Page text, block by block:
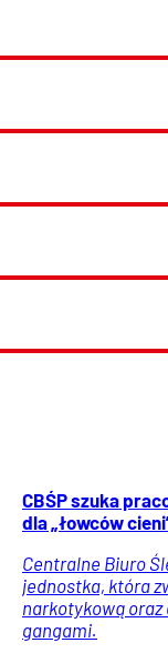
CBŚP szuka
dla „łowców
Centralne Biuro
jednostka, która
narkotykową
gangami.